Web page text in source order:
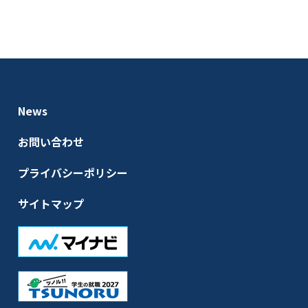
News
お問い合わせ
プライバシーポリシー
サイトマップ